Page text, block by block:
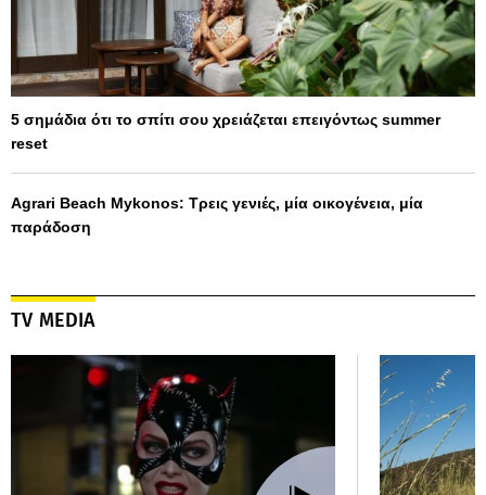
5 σημάδια ότι το σπίτι σου χρειάζεται επειγόντως summer
reset
Agrari Beach Mykonos: Τρεις γενιές, μία οικογένεια, μία
παράδοση
TV MEDIA